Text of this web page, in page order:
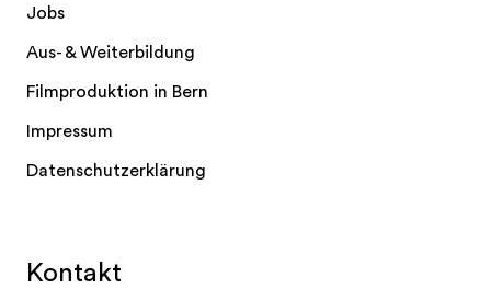
Kontakt
Jobs
Aus- & Weiterbildung
Filmproduktion in Bern
Impressum
Datenschutzerklärung